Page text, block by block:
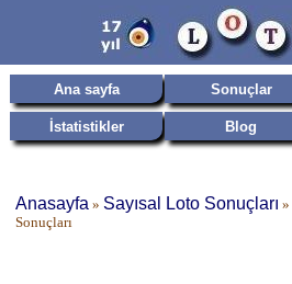
Ana sayfa Sonuçlar
İstatistikler Blog
Anasayfa » Sayısal Loto Sonuçları »
Sonuçları